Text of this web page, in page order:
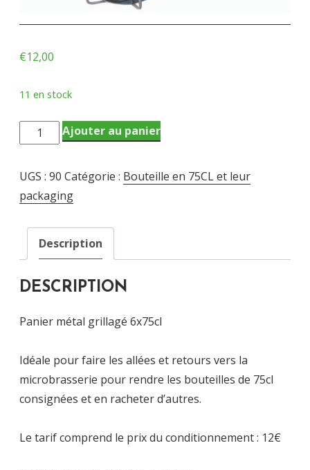
€12,00
11 en stock
quantité
de
Panier
métal
6x75cl
Ajouter au panier
UGS : 90 Catégorie : Bouteille en 75CL et leur
packaging
Description
DESCRIPTION
Panier métal grillagé 6x75cl
Idéale pour faire les allées et retours vers la
microbrasserie pour rendre les bouteilles de 75cl
consignées et en racheter d’autres.
Le tarif comprend le prix du conditionnement : 12€